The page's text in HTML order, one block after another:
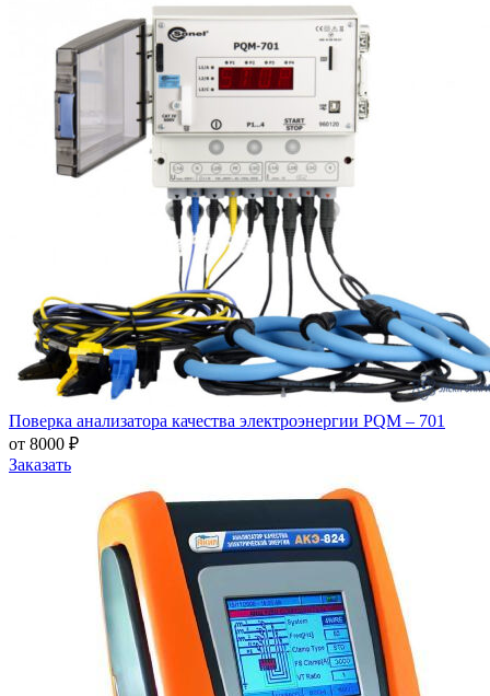
Поверка анализатора качества электроэнергии PQM – 701
от 8000 ₽
Заказать